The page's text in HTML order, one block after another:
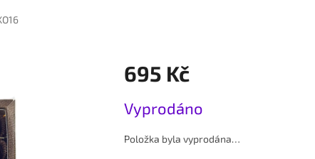
695 Kč
cena:
Vyprodáno
Položka byla vyprodána…